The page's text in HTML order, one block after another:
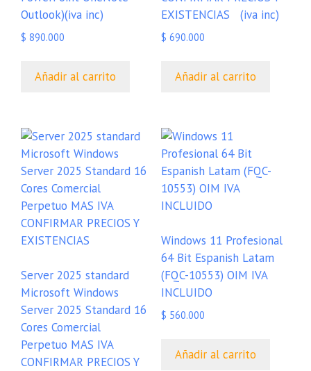
Outlook)(iva inc)
$ 890.000
Añadir al carrito
EXISTENCIAS (iva inc)
$ 690.000
Añadir al carrito
Server 2025 standard
Microsoft Windows
Server 2025 Standard 16
Cores Comercial
Perpetuo MAS IVA
CONFIRMAR PRECIOS Y
Windows 11 Profesional
64 Bit Espanish Latam
(FQC-10553) OIM IVA
INCLUIDO
$ 560.000
Añadir al carrito